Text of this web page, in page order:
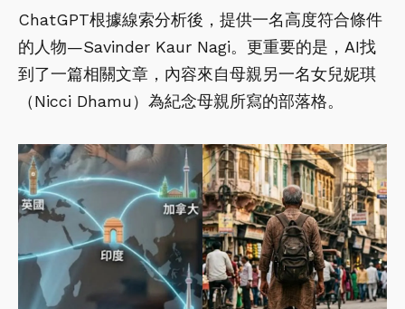
ChatGPT根據線索分析後，提供一名高度符合條件
的人物—Savinder Kaur Nagi。更重要的是，AI找
到了一篇相關文章，內容來自母親另一名女兒妮琪
（Nicci Dhamu）為紀念母親所寫的部落格。